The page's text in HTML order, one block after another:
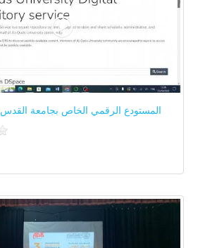
المستودع الرقمي الخاص بجامعة القدس DSpace‎‎